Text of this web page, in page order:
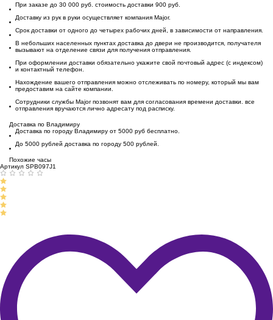
При заказе до 30 000 руб. стоимость доставки 900 руб.
Доставку из рук в руки осуществляет компания Major.
Срок доставки от одного до четырех рабочих дней, в зависимости от направления.
В небольших населенных пунктах доставка до двери не производится, получателя
вызывают на отделение связи для получения отправления.
При оформлении доставки обязательно укажите свой почтовый адрес (с индексом)
и контактный телефон.
Нахождение вашего отправления можно отслеживать по номеру, который мы вам
предоставим на сайте компании.
Сотрудники службы Major позвонят вам для согласования времени доставки. все
отправления вручаются лично адресату под расписку.
Доставка по Владимиру
Доставка по городу Владимиру от 5000 руб бесплатно.
До 5000 рублей доставка по городу 500 рублей.
Похожие часы
Артикул SPB097J1